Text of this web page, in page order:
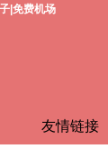
|免费机场
友情链接